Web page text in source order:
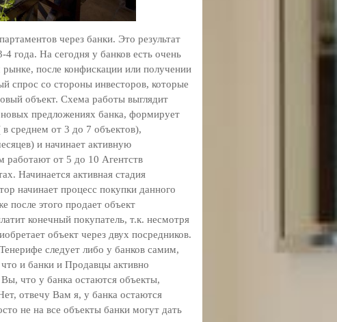
через банки. Это результат
года. На сегодня у банков есть очень
после конфискации или получении
спрос со стороны инвесторов, которые
объект. Схема работы выглядит
предложениях банка, формирует
среднем от 3 до 7 объектов),
и начинает активную
работают от 5 до 10 Агентств
Начинается активная стадия
начинает процесс покупки данного
после этого продает объект
конечный покупатель, т.к. несмотря
объект через двух посредников.
следует либо у банков самим,
и банки и Продавцы активно
что у банка остаются объекты,
отвечу Вам я, у банка остаются
не на все объекты банки могут дать